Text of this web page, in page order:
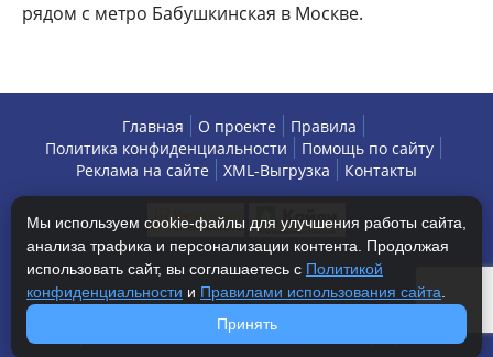
рядом с метро Бабушкинская в Москве.
Главная О проекте
Правила
Политика конфиденциальности
Помощь по сайту
Реклама на сайте
XML-Выгрузка Контакты
Copyright © 2013-2026 БизнесАренда - коммерческая
недвижимость, г. Москва. Все права защищены.
Мы используем cookie-файлы для улучшения работы сайта,
анализа трафика и персонализации контента. Продолжая
использовать сайт, вы соглашаетесь с Политикой
конфиденциальности и Правилами использования сайта
Принять